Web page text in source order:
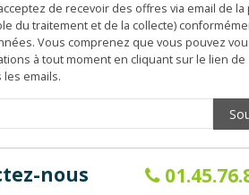
de recevoir des offres via email de la
du traitement et de la collecte)
Vous comprenez que vous pouvez
à tout moment en cliquant sur le lien de
emails.
nous